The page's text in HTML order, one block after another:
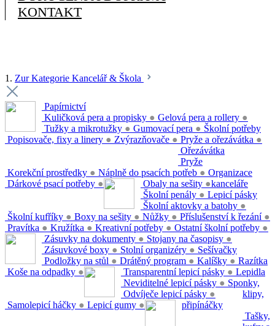
KONTAKT
1. Zur Kategorie Kancelář & Škola
Papírnictví
Kuličková pera a propisky ● Gelová pera a rollery ●
Tužky a mikrotužky ● Gumovací pera ●
Popisovače, fixy a linery ● Zvýrazňovače ● Pryže a ořezávátka ●
Ořezávátka
Pryže
Korekční prostředky ● Náplně do psacích potřeb ●
Dárkové psací potřeby ●
Školní potřeby
Obaly na sešity ●
Školní penály ●
Školní aktovky a batohy ●
Školní kufříky ● Boxy na sešity ● Nůžky ● Příslušenství k řezání ●
Pravítka ● Kružítka ● Kreativní potřeby ● Ostatní školní potřeby ●
Organizace
kanceláře
Zásuvky na dokumenty ● Stojany na časopisy ●
Zásuvkové boxy ● Stolní organizéry ●
Podložky na stůl ● Drátěný program ● Kalíšky ●
Koše na odpadky ●
Lepicí pásky
Transparentní lepicí pásky ●
Neviditelné lepicí pásky ●
Odvíječe lepicí pásky ●
Samolepicí háčky ● Lepicí gumy ●
Sešívačky
Razítka
Lepidla
Sponky,
klipy,
připínáčky
Tašky,